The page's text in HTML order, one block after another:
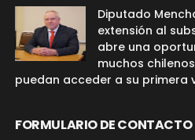
Diputado
extensión al
abre una
muchos
puedan acceder a su primera
FORMULARIO DE CONTACTO